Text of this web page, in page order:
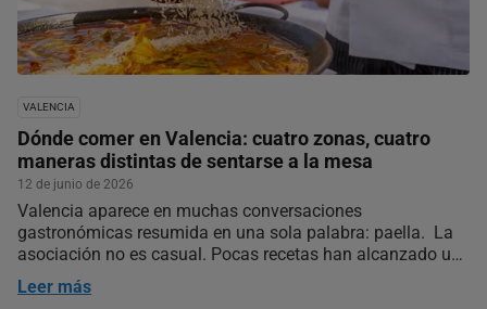
VALENCIA
Dónde comer en Valencia: cuatro zonas, cuatro
maneras distintas de sentarse a la mesa
12 de junio de 2026
Valencia aparece en muchas conversaciones
gastronómicas resumida en una sola palabra: paella. La
asociación no es casual. Pocas recetas han alcanzado un
nivel de reconocimiento tan alto dentro y fuera de España
y el arroz forma parte de la identidad de la ciudad y del…
Leer más